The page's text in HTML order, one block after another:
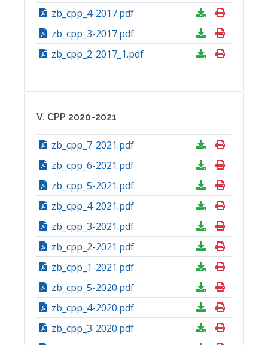
zb_cpp_4-2017.pdf
zb_cpp_3-2017.pdf
zb_cpp_2-2017_1.pdf
V. CPP 2020-2021
zb_cpp_7-2021.pdf
zb_cpp_6-2021.pdf
zb_cpp_5-2021.pdf
zb_cpp_4-2021.pdf
zb_cpp_3-2021.pdf
zb_cpp_2-2021.pdf
zb_cpp_1-2021.pdf
zb_cpp_5-2020.pdf
zb_cpp_4-2020.pdf
zb_cpp_3-2020.pdf